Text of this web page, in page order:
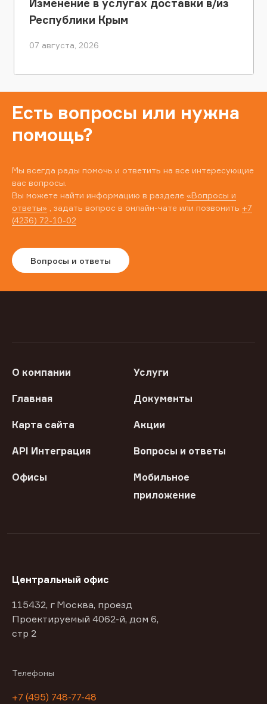
Изменение в услугах доставки в/из
Республики Крым
07 августа, 2026
Есть вопросы или нужна
помощь?
Мы всегда рады помочь и ответить на все интересующие
вас вопросы.
Вы можете найти информацию в разделе «Вопросы и
ответы» , задать вопрос в онлайн-чате или позвонить +7
(4236) 72-10-02
Вопросы и ответы
О компании Услуги
Главная Документы
Карта сайта Акции
API Интеграция Вопросы и ответы
Офисы
Мобильное
приложение
Центральный офис
115432, г Москва, проезд
Проектируемый 4062-й, дом 6,
стр 2
Телефоны
+7 (495) 748-77-48